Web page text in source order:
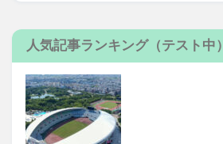
人気記事ランキング（テスト中）